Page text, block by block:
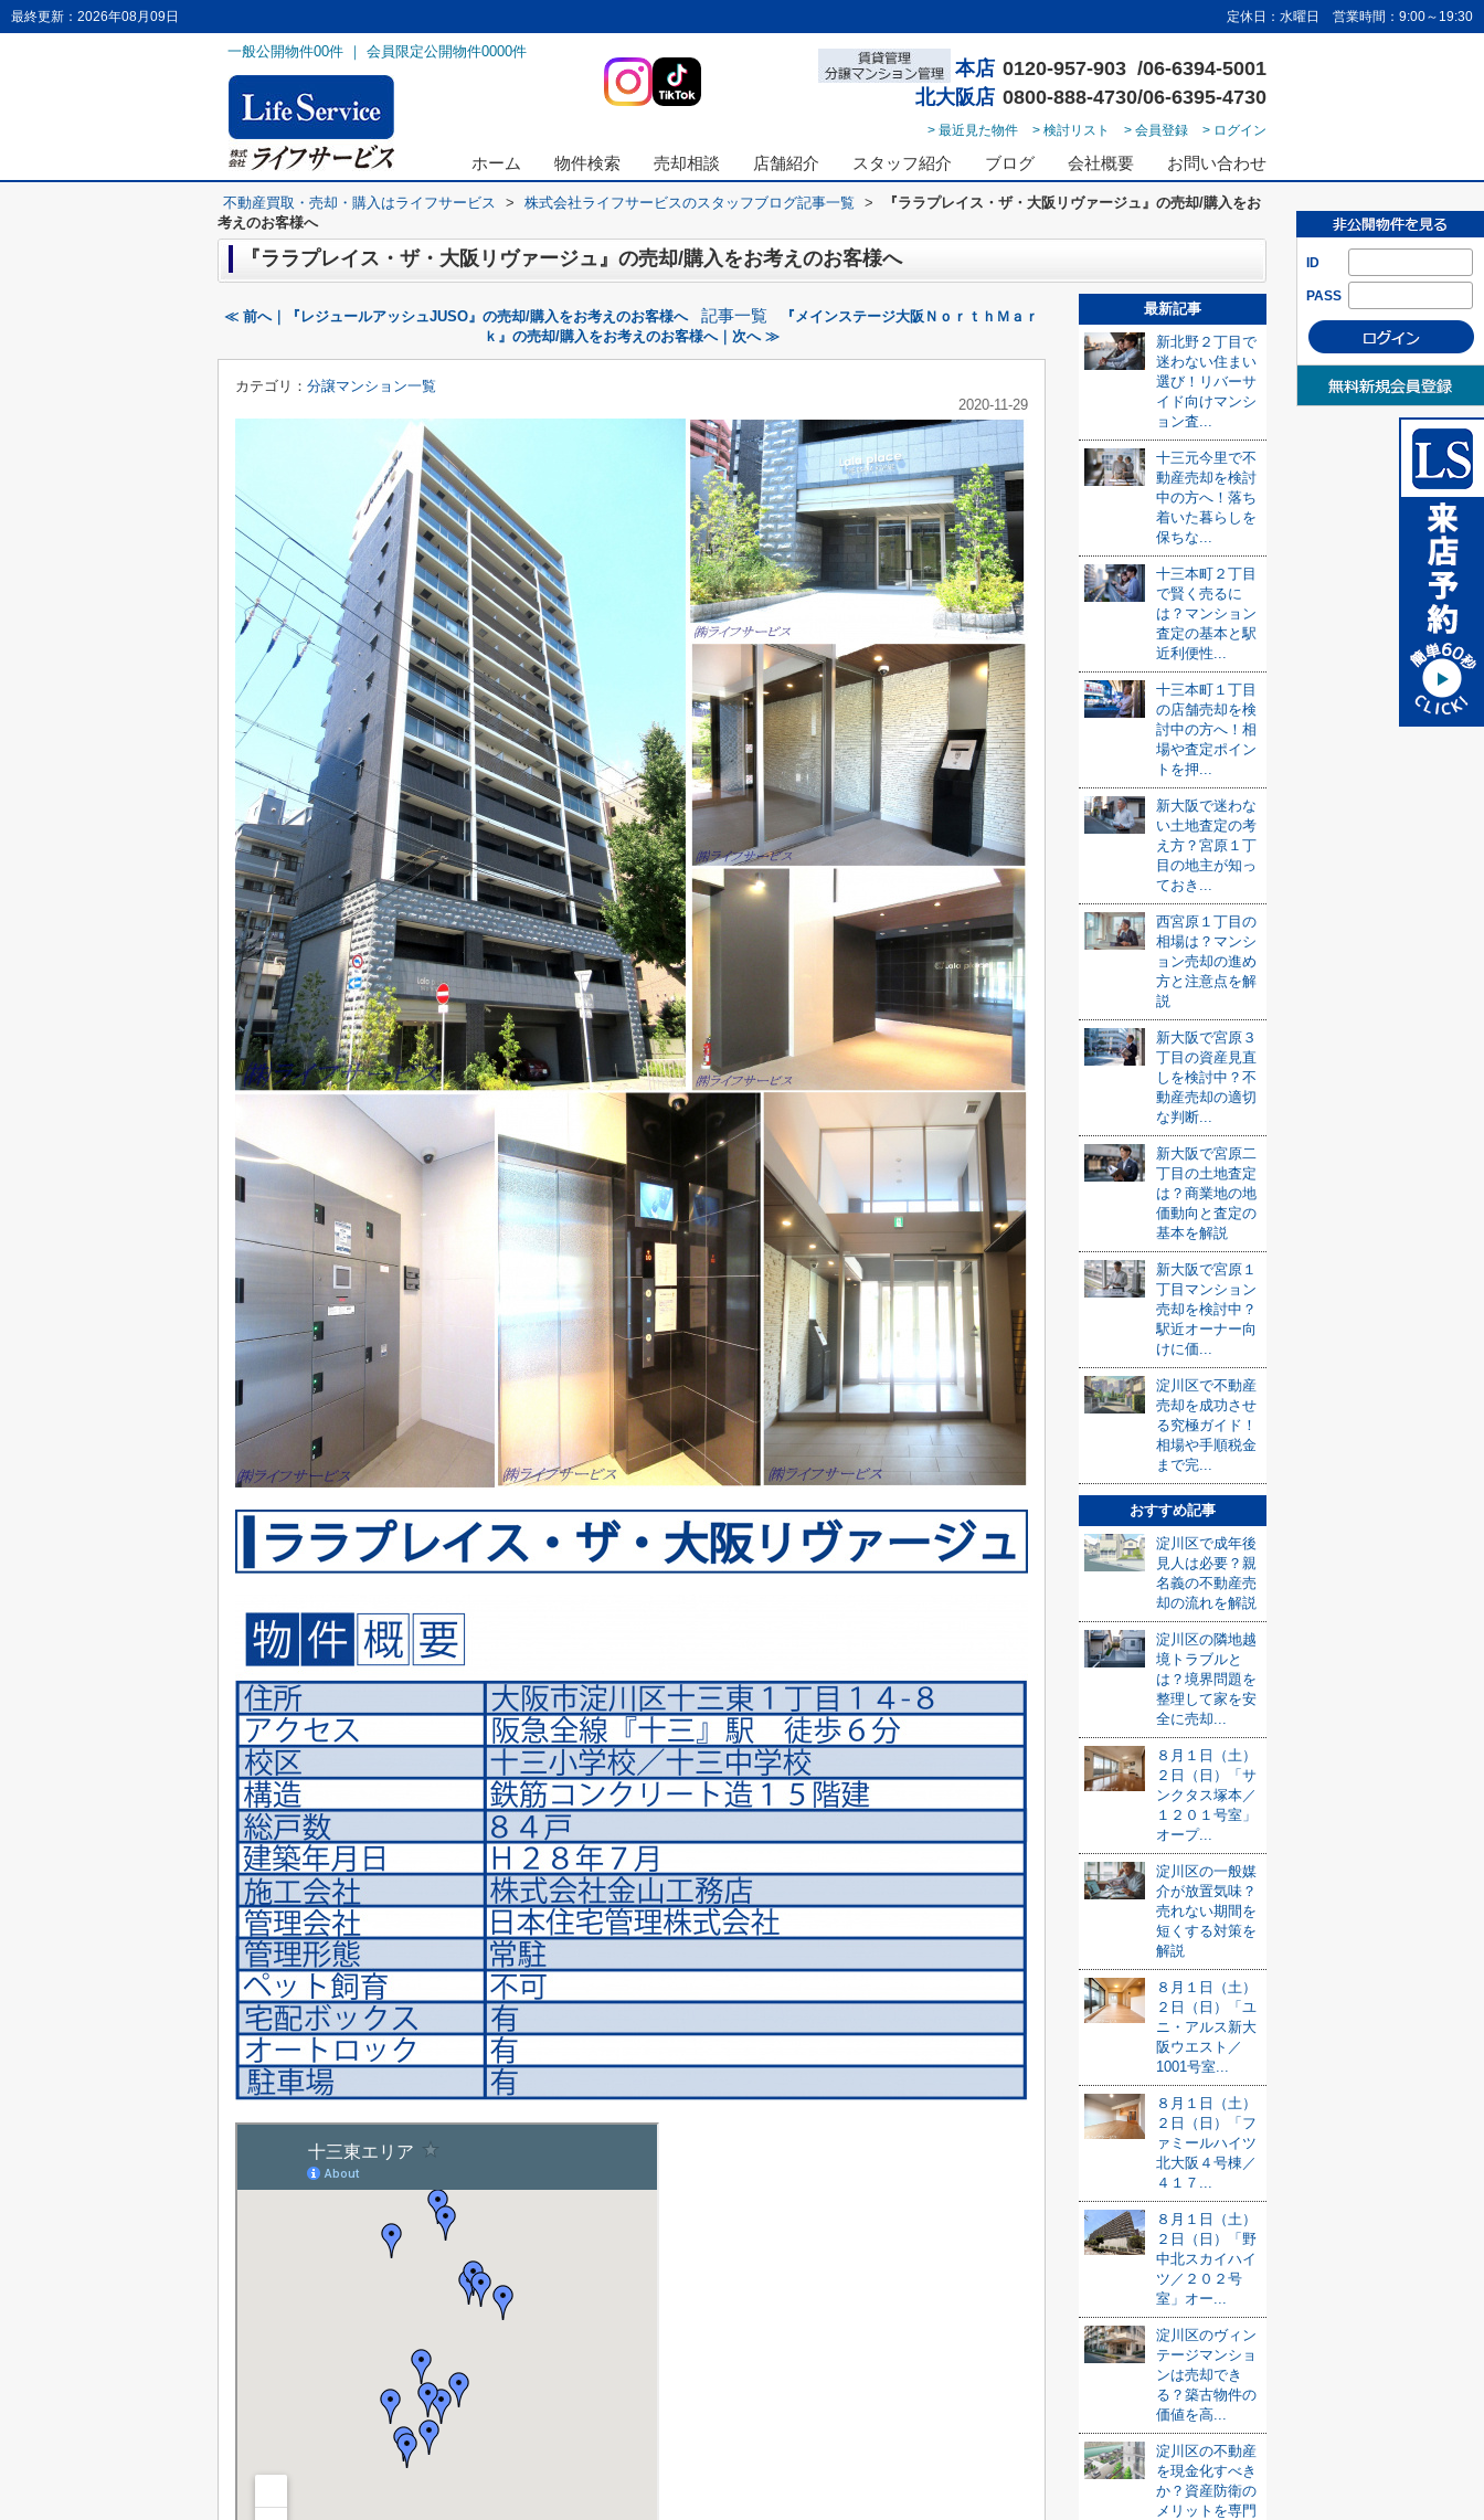
最終更新：2026年08月09日 定休日：水曜日 営業時間：9:00～19:30
一般公開物件00件 ｜ 会員限定公開物件0000件
本店 0120-957-903 /06-6394-5001
北大阪店 0800-888-4730/06-6395-4730
> 最近見た物件 > 検討リスト > 会員登録 > ログイン
ホーム 物件検索 売却相談 店舗紹介 スタッフ紹介 ブログ 会社概要 お問い合わせ
ID
PASS
不動産買取・売却・購入はライフサービス > 株式会社ライフサービスのスタッフブログ記事一覧 >
『ララプレイス・ザ・大阪リヴァージュ』の売却/購入をお
考えのお客様へ
『ララプレイス・ザ・大阪リヴァージュ』の売却/購入をお考えのお客様へ
≪ 前へ｜『レジュールアッシュJUSO』の売却/購入をお考えのお客様へ 記事一覧
『メインステージ大阪ＮｏｒｔｈＭａｒ
ｋ』の売却/購入をお考えのお客様へ｜次へ ≫
カテゴリ： 分譲マンション一覧
2020-11-29
最新記事
新北野２丁目で
迷わない住まい
選び！リバーサ
イド向けマンシ
ョン査...
十三元今里で不
動産売却を検討
中の方へ！落ち
着いた暮らしを
保ちな...
十三本町２丁目
で賢く売るに
は？マンション
査定の基本と駅
近利便性...
十三本町１丁目
の店舗売却を検
討中の方へ！相
場や査定ポイン
トを押...
新大阪で迷わな
い土地査定の考
え方？宮原１丁
目の地主が知っ
ておき...
西宮原１丁目の
相場は？マンシ
ョン売却の進め
方と注意点を解
説
新大阪で宮原３
丁目の資産見直
しを検討中？不
動産売却の適切
な判断...
新大阪で宮原二
丁目の土地査定
は？商業地の地
価動向と査定の
基本を解説
新大阪で宮原１
丁目マンション
売却を検討中？
駅近オーナー向
けに価...
淀川区で不動産
売却を成功させ
る究極ガイド！
相場や手順税金
まで完...
おすすめ記事
淀川区で成年後
見人は必要？親
名義の不動産売
却の流れを解説
淀川区の隣地越
境トラブルと
は？境界問題を
整理して家を安
全に売却...
８月１日（土）
２日（日）「サ
ンクタス塚本／
１２０１号室」
オープ...
淀川区の一般媒
介が放置気味？
売れない期間を
短くする対策を
解説
８月１日（土）
２日（日）「ユ
ニ・アルス新大
阪ウエスト／
1001号室...
８月１日（土）
２日（日）「フ
ァミールハイツ
北大阪４号棟／
４１７...
８月１日（土）
２日（日）「野
中北スカイハイ
ツ／２０２号
室」オー...
淀川区のヴィン
テージマンショ
ンは売却でき
る？築古物件の
価値を高...
淀川区の不動産
を現金化すべき
か？資産防衛の
メリットを専門